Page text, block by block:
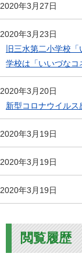
2020年3月27日
2020年3月23日
旧三水第二小学校
学校は「いいづなコ
2020年3月20日
新型コロナウイル
2020年3月19日
2020年3月19日
2020年3月19日
閲覧履歴